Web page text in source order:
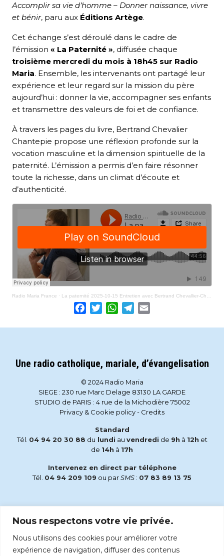
Nous respectons votre vie privée.
Nous utilisons des cookies pour améliorer votre
expérience de navigation, diffuser des contenus
Accomplir sa vie d’homme – Donner naissance, vivre
et bénir, paru aux Éditions Artège.
Cet échange s’est déroulé dans le cadre de
l’émission « La Paternité », diffusée chaque
troisième mercredi du mois à 18h45 sur Radio
Maria. Ensemble, les intervenants ont partagé leur
expérience et leur regard sur la mission du père
aujourd’hui : donner la vie, accompagner ses enfants
et transmettre des valeurs de foi et de confiance.
À travers les pages du livre, Bertrand Chevalier
Chantepie propose une réflexion profonde sur la
vocation masculine et la dimension spirituelle de la
paternité. L’émission a permis d’en faire résonner
toute la richesse, dans un climat d’écoute et
d’authenticité.
Radio Maria France · La paternité 2025-10-15 Entretien avec Bertrand Chevallier-Chantepie
Facebook
TwitterWhatsApp
Telegram
Une radio catholique, mariale, d’évangelisation
© 2024 Radio Maria
SIEGE : 230 rue Marc Delage 83130 LA GARDE
STUDIO de PARIS : 4 rue de la Michodière 75002
Privacy & Cookie policy- Credits
Standard
Tél. 04 94 20 30 88 du lundi au vendredi de 9h à 12h et
de 14h à 17h
Intervenez en direct par téléphone
Tél. 04 94 209 109 ou parSMS : 07 83 89 13 75
accueil@radiomaria.fr
Écoutez Radio Maria sur :